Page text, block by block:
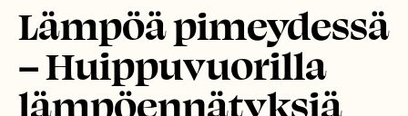
Lämpöä pimeydessä
– Huippuvuorilla
lämpöennätyksiä